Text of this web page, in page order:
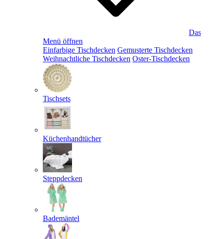
Das
Menü öffnen
Einfarbige Tischdecken Gemusterte Tischdecken
Weihnachtliche Tischdecken Oster-Tischdecken
Tischsets
Küchenhandtücher
Steppdecken
Bademäntel